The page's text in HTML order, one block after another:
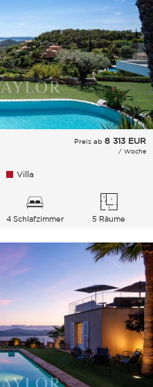
Preis ab 8 313 EUR
/ Woche
Villa
4 Schlafzimmer 5 Räume